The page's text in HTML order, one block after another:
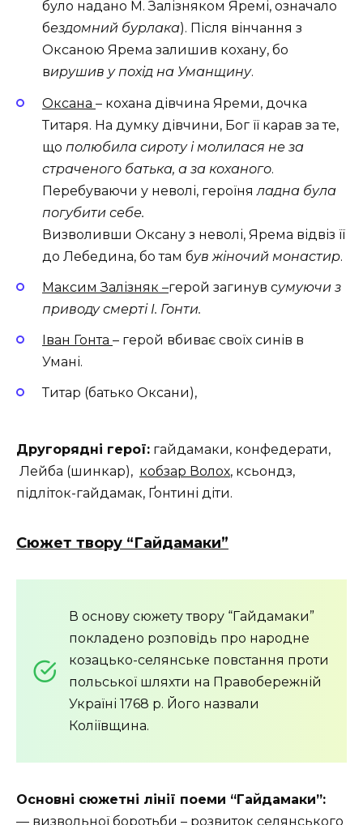
було надано М. Залізняком Яремі, означало
бездомний бурлака). Після вінчання з
Оксаною Ярема залишив кохану, бо
вирушив у похід на Уманщину.
Оксана – кохана дівчина Яреми, дочка
Титаря. На думку дівчини, Бог її карав за те,
що полюбила сироту і молилася не за
страченого батька, а за коханого.
Перебуваючи у неволі, героїня ладна була
погубити себе.
Визволивши Оксану з неволі, Ярема відвіз її
до Лебедина, бо там був жіночий монастир.
Максим Залізняк –герой загинув сумуючи з
приводу смерті І. Гонти.
Іван Гонта – герой вбиває своїх синів в
Умані.
Титар (батько Оксани),
Другорядні герої: гайдамаки, конфедерати,
Лейба (шинкар), кобзар Волох, ксьондз,
підліток-гайдамак, Ґонтині діти.
Сюжет твору “Гайдамаки”
В основу сюжету твору “Гайдамаки”
покладено розповідь про народне
козацько-селянське повстання проти
польської шляхти на Правобережній
Україні 1768 р. Його назвали
Коліївщина.
Основні сюжетні лінії поеми “Гайдамаки”:
— визвольної боротьби – розвиток селянського